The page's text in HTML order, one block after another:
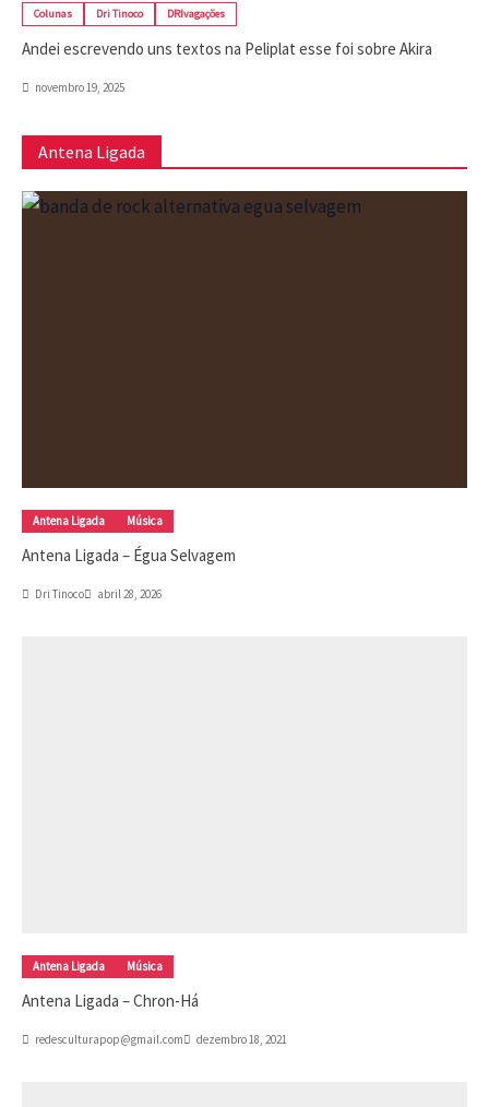
Colunas Dri Tinoco DRIvagações
Andei escrevendo uns textos na Peliplat esse foi sobre Akira
novembro 19, 2025
Antena Ligada
Antena Ligada Música
Antena Ligada – Égua Selvagem
Dri Tinoco abril 28, 2026
Antena Ligada Música
Antena Ligada – Chron-Há
redesculturapop@gmail.com dezembro 18, 2021